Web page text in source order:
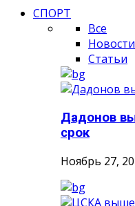
СПОРТ
Все
Новости
Статьи
Дадонов
срок
Ноябрь 27,